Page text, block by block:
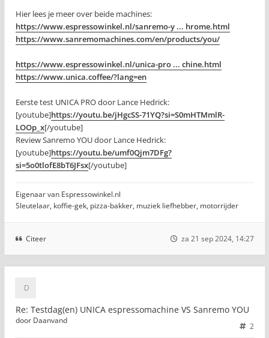
Hier lees je meer over beide machines:
https://www.espressowinkel.nl/sanremo-y ... hrome.html
https://www.sanremomachines.com/en/products/you/
https://www.espressowinkel.nl/unica-pro ... chine.html
https://www.unica.coffee/?lang=en
Eerste test UNICA PRO door Lance Hedrick:
[youtube]https://youtu.be/jHgcSS-71YQ?si=S0mHTMmlR-
LOOp_x[/youtube]
Review Sanremo YOU door Lance Hedrick:
[youtube]https://youtu.be/umf0Qjm7DFg?
si=5o0tlofE8bT6JFsx[/youtube]
Eigenaar van Espressowinkel.nl
Sleutelaar, koffie-gek, pizza-bakker, muziek liefhebber, motorrijder
Citeer za 21 sep 2024, 14:27
Re: Testdag(en) UNICA espressomachine VS Sanremo YOU
2
door Daanvand